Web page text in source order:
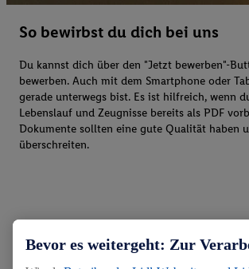
So bewirbst du dich bei uns
Du kannst dich über den "Jetzt bewerben"-
bewerben. Auch mit dem Smartphone oder
gerade unterwegs bist. Es ist hilfreich, wenn
Lebenslauf und Zeugnisse bereits als PDF
Dokumente sollten eine gute Qualität haben
überschreiten.
Bevor es weitergeht: Zur